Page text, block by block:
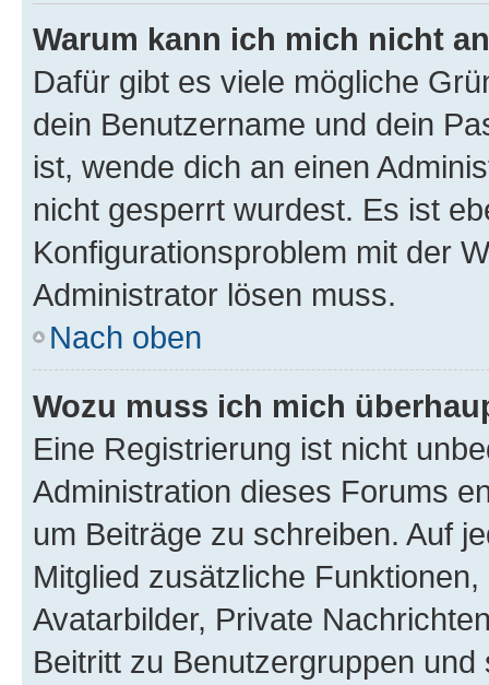
Warum kann ich mich nicht
Dafür gibt es viele mögliche
dein Benutzername und dein
ist, wende dich an einen
nicht gesperrt wurdest. Es ist
Konfigurationsproblem mit der
Administrator lösen muss.
Nach oben
Wozu muss ich mich
Eine Registrierung ist nicht
Administration dieses Forums
um Beiträge zu schreiben. Auf
Mitglied zusätzliche
Avatarbilder, Private
Beitritt zu Benutzergruppen